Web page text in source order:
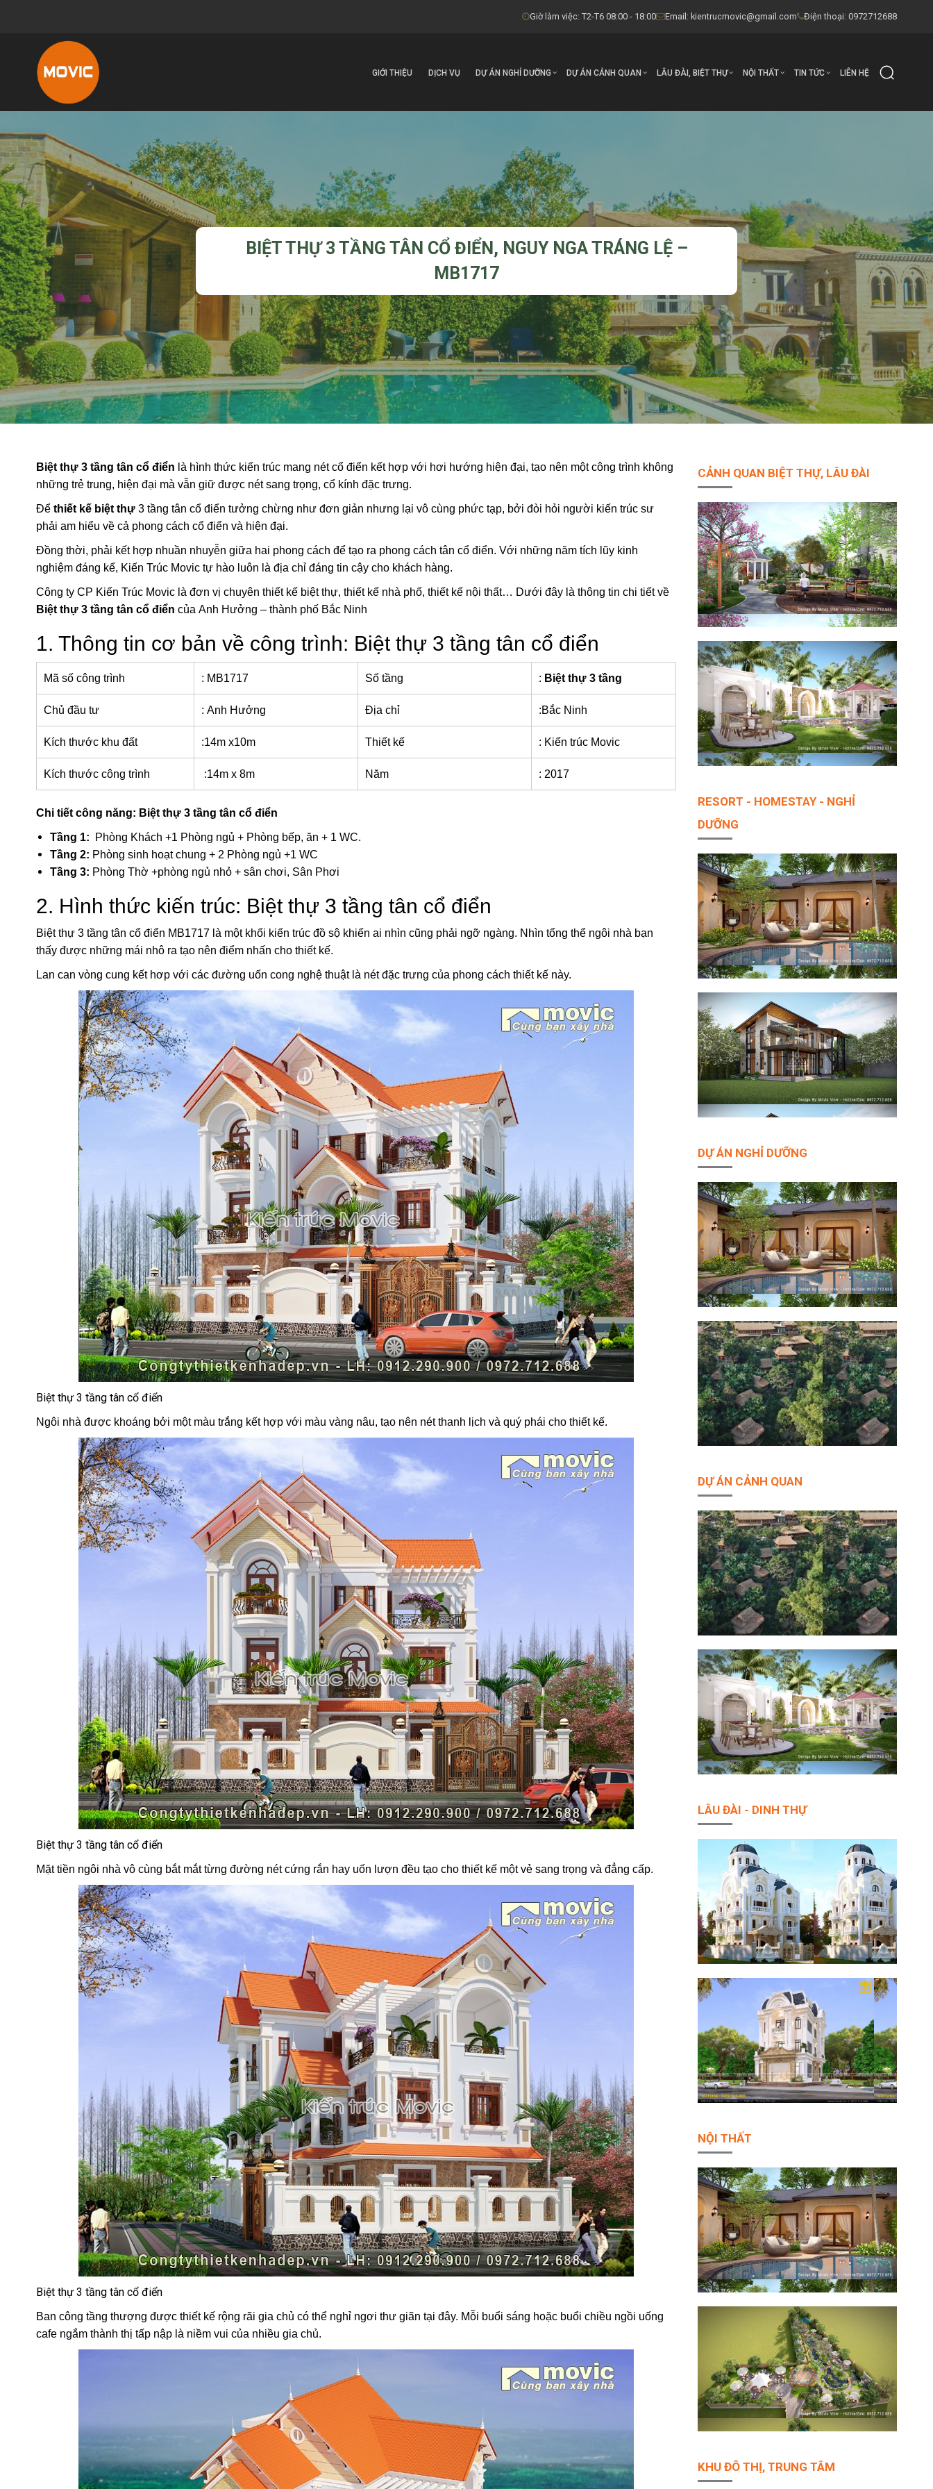
Giờ làm việc: T2-T6 08:00 - 18:00 Email: kientrucmovic@gmail.com Điện thoại: 0972712688
GIỚI THIỆU DỊCH VỤ DỰ ÁN NGHỈ DƯỠNG DỰ ÁN CẢNH QUAN LÂU ĐÀI, BIỆT THỰ NỘI THẤT TIN TỨC LIÊN HỆ
BIỆT THỰ 3 TẦNG TÂN CỔ ĐIỂN, NGUY NGA TRÁNG LỆ –
MB1717
Biệt thự 3 tầng tân cổ điển là hình thức kiến trúc mang nét cổ điển kết hợp với hơi hướng hiện đại, tạo nên một công trình không
những trẻ trung, hiện đại mà vẫn giữ được nét sang trọng, cổ kính đặc trưng.
Để thiết kế biệt thự 3 tầng tân cổ điển tưởng chừng như đơn giản nhưng lại vô cùng phức tạp, bởi đòi hỏi người kiến trúc sư
phải am hiểu về cả phong cách cổ điển và hiện đại.
Đồng thời, phải kết hợp nhuần nhuyễn giữa hai phong cách để tạo ra phong cách tân cổ điển. Với những năm tích lũy kinh
nghiệm đáng kể, Kiến Trúc Movic tự hào luôn là địa chỉ đáng tin cậy cho khách hàng.
Công ty CP Kiến Trúc Movic là đơn vị chuyên thiết kế biệt thự, thiết kế nhà phố, thiết kế nội thất… Dưới đây là thông tin chi tiết về
Biệt thự 3 tầng tân cổ điển của Anh Hưởng – thành phố Bắc Ninh
1. Thông tin cơ bản về công trình: Biệt thự 3 tầng tân cổ điển
Mã số công trình : MB1717 Số tầng : Biệt thự 3 tầng
Chủ đầu tư : Anh Hưởng Địa chỉ :Bắc Ninh
Kích thước khu đất :14m x10m Thiết kế : Kiến trúc Movic
Kích thước công trình :14m x 8m Năm : 2017
Chi tiết công năng: Biệt thự 3 tầng tân cổ điển
Tầng 1:
Phòng Khách +1 Phòng ngủ + Phòng bếp, ăn + 1 WC.
Tầng 2: Phòng sinh hoạt chung + 2 Phòng ngủ +1 WC
Tầng 3: Phòng Thờ +phòng ngủ nhỏ + sân chơi, Sân Phơi
2. Hình thức kiến trúc: Biệt thự 3 tầng tân cổ điển
Biệt thự 3 tầng tân cổ điển MB1717 là một khối kiến trúc đồ sộ khiến ai nhìn cũng phải ngỡ ngàng. Nhìn tổng thể ngôi nhà bạn
thấy được những mái nhô ra tạo nên điểm nhấn cho thiết kế.
Lan can vòng cung kết hơp với các đường uốn cong nghệ thuật là nét đặc trưng của phong cách thiết kế này.
Biệt thự 3 tầng tân cổ điển
Ngôi nhà được khoáng bởi một màu trắng kết hợp với màu vàng nâu, tạo nên nét thanh lịch và quý phái cho thiết kế.
Biệt thự 3 tầng tân cổ điển
Mặt tiền ngôi nhà vô cùng bắt mắt từng đường nét cứng rắn hay uốn lượn đều tạo cho thiết kế một vẻ sang trọng và đẳng cấp.
Biệt thự 3 tầng tân cổ điển
Ban công tầng thượng được thiết kế rộng rãi gia chủ có thể nghỉ ngơi thư giãn tại đây. Mỗi buổi sáng hoặc buổi chiều ngồi uống
cafe ngắm thành thị tấp nập là niềm vui của nhiều gia chủ.
CẢNH QUAN BIỆT THỰ, LÂU ĐÀI
RESORT - HOMESTAY - NGHỈ
DƯỠNG
DỰ ÁN NGHỈ DƯỠNG
DỰ ÁN CẢNH QUAN
LÂU ĐÀI - DINH THỰ
NỘI THẤT
KHU ĐÔ THỊ, TRUNG TÂM